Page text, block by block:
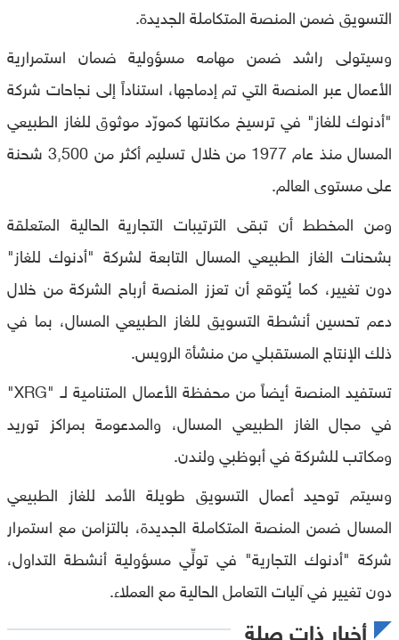
التسويق ضمن المنصة المتكاملة الجديدة.
وسيتولى راشد ضمن مهامه مسؤولية ضمان استمرارية
الأعمال عبر المنصة التي تم إدماجها، استناداً إلى نجاحات شركة
"أدنوك للغاز" في ترسيخ مكانتها كمورّد موثوق للغاز الطبيعي
المسال منذ عام 1977 من خلال تسليم أكثر من 3,500 شحنة
على مستوى العالم.
ومن المخطط أن تبقى الترتيبات التجارية الحالية المتعلقة
بشحنات الغاز الطبيعي المسال التابعة لشركة "أدنوك للغاز"
دون تغيير، كما يُتوقع أن تعزز المنصة أرباح الشركة من خلال
دعم تحسين أنشطة التسويق للغاز الطبيعي المسال، بما في
ذلك الإنتاج المستقبلي من منشأة الرويس.
تستفيد المنصة أيضاً من محفظة الأعمال المتنامية لـ "XRG"
في مجال الغاز الطبيعي المسال، والمدعومة بمراكز توريد
ومكاتب للشركة في أبوظبي ولندن.
وسيتم توحيد أعمال التسويق طويلة الأمد للغاز الطبيعي
المسال ضمن المنصة المتكاملة الجديدة، بالتزامن مع استمرار
شركة "أدنوك التجارية" في تولِّي مسؤولية أنشطة التداول،
دون تغيير في آليات التعامل الحالية مع العملاء.
أخبار ذات صلة